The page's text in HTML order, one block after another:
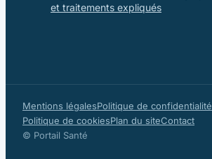
et traitements expliqués
Mentions légalesPolitique de confidentialité
Politique de cookiesPlan du siteContact
© Portail Santé